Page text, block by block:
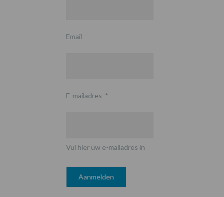
Email
E-mailadres *
Vul hier uw e-mailadres in